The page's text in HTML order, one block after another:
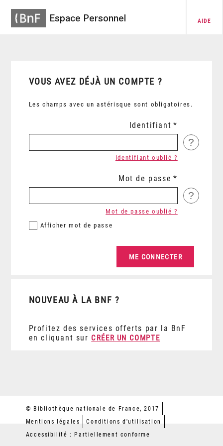
Espace Personnel AIDE
VOUS AVEZ DÉJÀ UN COMPTE ?
Les champs avec un astérisque sont obligatoires.
Identifiant
?
Identifiant oublié ?
Mot de passe
?
Afficher mot de passe
Mot de passe oublié ?
NOUVEAU À LA BNF ?
Profitez des services offerts par la BnF
en cliquant sur CRÉER UN COMPTE
© Bibliothèque nationale de France, 2017
Mentions légales
Conditions d'utilisation
Accessibilité : Partiellement conforme